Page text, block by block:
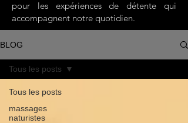
pour les expériences de détente qui
accompagnent notre quotidien.
BLOG
Tous les posts
massages
naturistes
Tous les posts